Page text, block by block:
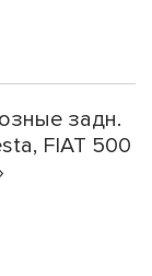
задн.
FIAT 500